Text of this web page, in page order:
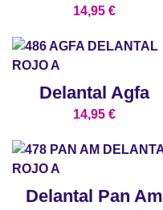
14,95 €
Delantal Agfa
14,95 €
Delantal Pan Am